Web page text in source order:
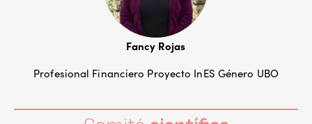
Fancy Rojas
Profesional Financiero Proyecto InES Género UBO